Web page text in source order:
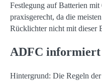
Festlegung auf Batterien
praxisgerecht, da die
Rücklichter nicht mit dieser
ADFC
Hintergrund: Die Regeln